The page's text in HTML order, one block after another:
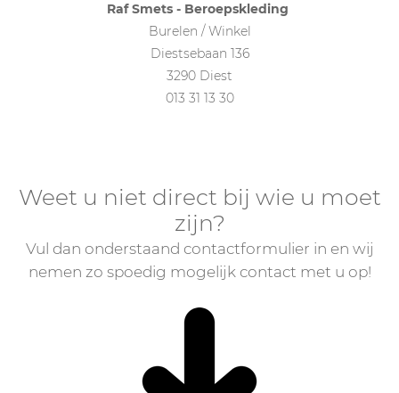
Raf Smets - Beroepskleding
Burelen / Winkel
Diestsebaan 136
3290 Diest
013 31 13 30
Weet u niet direct bij wie u moet
zijn?
Vul dan onderstaand contactformulier in en wij
nemen zo spoedig mogelijk contact met u op!